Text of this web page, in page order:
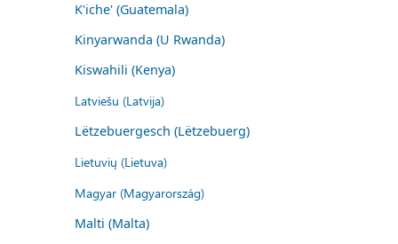
K'iche' (Guatemala)
Kinyarwanda (U Rwanda)
Kiswahili (Kenya)
Latviešu (Latvija)
Lëtzebuergesch (Lëtzebuerg)
Lietuvių (Lietuva)
Magyar (Magyarország)
Malti (Malta)